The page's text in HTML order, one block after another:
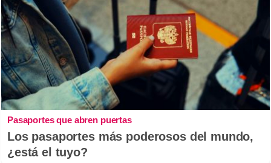
Pasaportes que abren puertas
Los pasaportes más poderosos del mundo,
¿está el tuyo?